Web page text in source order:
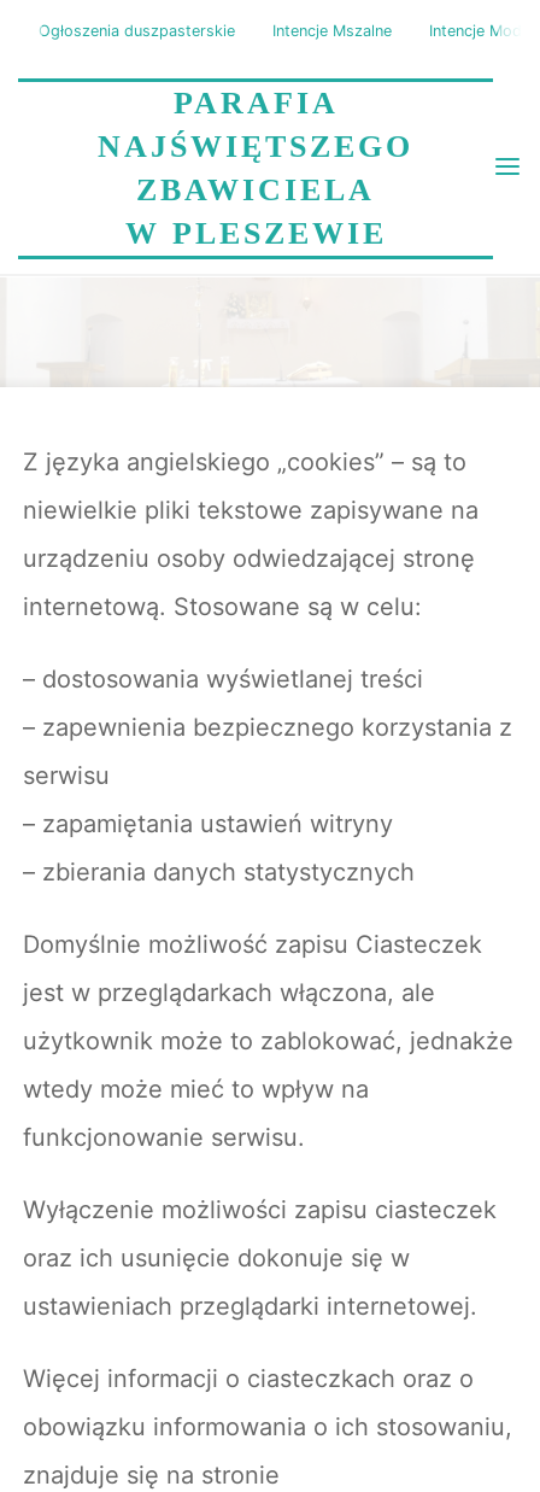
content
PARAFIA
NAJŚWIĘTSZEGO
ZBAWICIELA
W PLESZEWIE
Ogłoszenia duszpasterskie Intencje Mszalne Intencje
CIASTECZKA
Z języka angielskiego „cookies” – są to
niewielkie pliki tekstowe zapisywane na
urządzeniu osoby odwiedzającej stronę
internetową. Stosowane są w celu:
– dostosowania wyświetlanej treści
– zapewnienia bezpiecznego korzystania z
serwisu
– zapamiętania ustawień witryny
– zbierania danych statystycznych
Domyślnie możliwość zapisu Ciasteczek
jest w przeglądarkach włączona, ale
użytkownik może to zablokować, jednakże
wtedy może mieć to wpływ na
funkcjonowanie serwisu.
Wyłączenie możliwości zapisu ciasteczek
oraz ich usunięcie dokonuje się w
ustawieniach przeglądarki internetowej.
Więcej informacji o ciasteczkach oraz o
obowiązku informowania o ich stosowaniu,
znajduje się na stronie